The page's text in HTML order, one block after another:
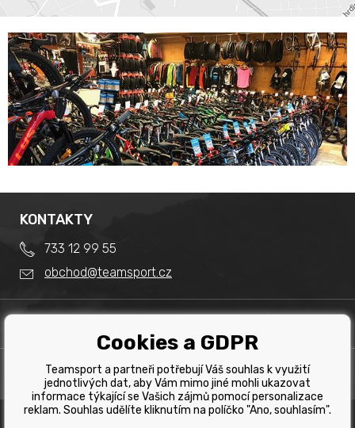
Obchodní podmínky
Splátkový prodej
Reklamace
Tabulka velikostí kol
PRODEJNA
Team Sport - Tomáš Binar
Dlouhá 1228/44C
KONTAKTY
733 12 99 55
obchod@teamsport.cz
Cookies a GDPR
Teamsport a partneři potřebují Váš souhlas k využití
jednotlivých dat, aby Vám mimo jiné mohli ukazovat
informace týkající se Vašich zájmů pomocí personalizace
reklam. Souhlas udělíte kliknutím na políčko "Ano, souhlasím".